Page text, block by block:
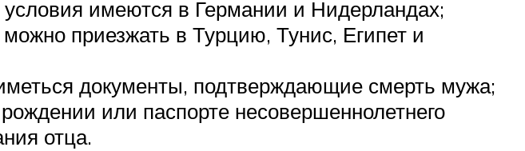
имеются в Германии и Нидерландах;
приезжать в Турцию, Тунис, Египет и
документы, подтверждающие смерть мужа;
или паспорте несовершеннолетнего
отца.